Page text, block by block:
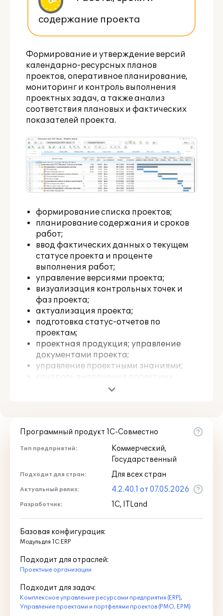
содержание проекта
Формирование и утверждение версий
календарно-ресурсных планов
проектов, оперативное планирование,
мониторинг и контроль выполнения
проектных задач, а также анализ
соответствия плановых и фактических
показателей проекта.
формирование списка проектов;
планирование содержания и сроков
работ;
ввод фактических данных о текущем
статусе проекта и проценте
выполнения работ;
управление версиями проекта;
визуализация контрольных точек и
фаз проекта;
актуализация проекта;
подготовка статус-отчетов по
проектам;
проектная продукция; управление
документами проекта;
управление проектными знаниями;
портфелям и программам.
подробнее:
бюджетирование
бюджетов и объемов проектов. На этом
этапе происходит планирование,
актуализация и анализ бюджетов
Программный продукт 1С-Совместно
Тип предприятий:
Коммерческий,
Государственный
Подходит для стран: Для всех стран
Актуальный релиз: 4.2.40.1 от 07.05.2026
Разработчик: 1С, ITLand
Базовая конфигурация:
Модуль для 1С:ERP
Подходит для отраслей:
Проектные организации
Подходит для задач:
Комплексное управление ресурсами предприятия (ERP),
Управление проектами и портфелями проектов (PMO, EPM)